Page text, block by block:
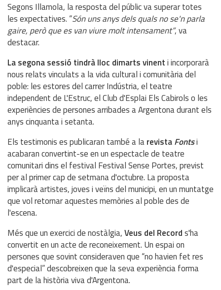
Segons Illamola, la resposta del públic va superar totes
les expectatives. “Són uns anys dels quals no se'n parla
gaire, però que es van viure molt intensament”, va
destacar.
La segona sessió tindrà lloc dimarts vinenti incorporarà
nous relats vinculats a la vida cultural i comunitària del
poble: les estores del carrer Indústria, el teatre
independent de L'Estruc, el Club d'Esplai Els Cabirols o les
experiències de persones arribades a Argentona durant els
anys cinquanta i setanta.
Els testimonis es publicaran també a larevistaFontsi
acabaran convertint-se en un espectacle de teatre
comunitari dins el festival Festival Sense Portes, previst
per al primer cap de setmana d'octubre. La proposta
implicarà artistes, joves i veïns del municipi, en un muntatge
que vol retornar aquestes memòries al poble des de
l'escena.
Més que un exercici de nostàlgia,Veus del Records'ha
convertit en un acte de reconeixement. Un espai on
persones que sovint consideraven que “no havien fet res
d'especial” descobreixen que la seva experiència forma
part de la història viva d'Argentona.